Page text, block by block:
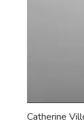
Catherine